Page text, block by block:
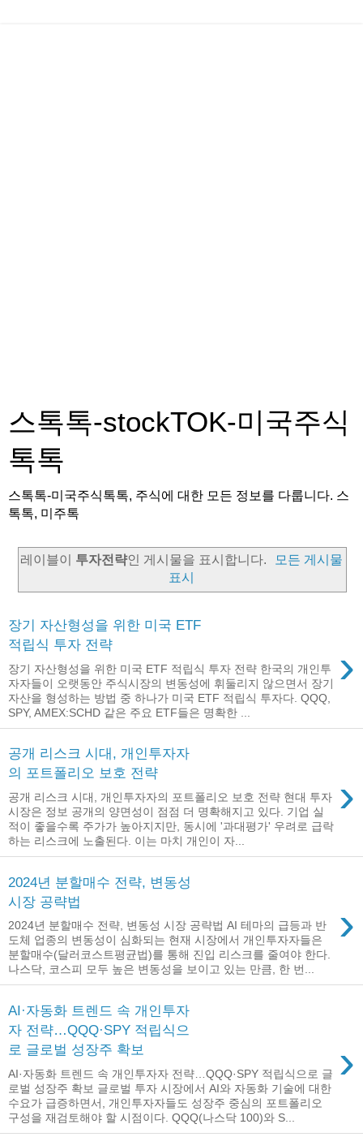
스톡톡-stockTOK-미국주식
톡톡
스톡톡-미국주식톡톡, 주식에 대한 모든 정보를 다룹니다. 스
톡톡, 미주톡
레이블이 투자전략인 게시물을 표시합니다.
모든 게시물
표시
장기 자산형성을 위한 미국 ETF
적립식 투자 전략
›
장기 자산형성을 위한 미국 ETF 적립식 투자 전략 한국의 개인투
자자들이 오랫동안 주식시장의 변동성에 휘둘리지 않으면서 장기
자산을 형성하는 방법 중 하나가 미국 ETF 적립식 투자다. QQQ,
SPY, AMEX:SCHD 같은 주요 ETF들은 명확한 ...
공개 리스크 시대, 개인투자자
의 포트폴리오 보호 전략
›
공개 리스크 시대, 개인투자자의 포트폴리오 보호 전략 현대 투자
시장은 정보 공개의 양면성이 점점 더 명확해지고 있다. 기업 실
적이 좋을수록 주가가 높아지지만, 동시에 '과대평가' 우려로 급락
하는 리스크에 노출된다. 이는 마치 개인이 자...
2024년 분할매수 전략, 변동성
시장 공략법
›
2024년 분할매수 전략, 변동성 시장 공략법 AI 테마의 급등과 반
도체 업종의 변동성이 심화되는 현재 시장에서 개인투자자들은
분할매수(달러코스트평균법)를 통해 진입 리스크를 줄여야 한다.
나스닥, 코스피 모두 높은 변동성을 보이고 있는 만큼, 한 번...
AI·자동화 트렌드 속 개인투자
자 전략…QQQ·SPY 적립식으
로 글로벌 성장주 확보
›
AI·자동화 트렌드 속 개인투자자 전략…QQQ·SPY 적립식으로 글
로벌 성장주 확보 글로벌 투자 시장에서 AI와 자동화 기술에 대한
수요가 급증하면서, 개인투자자들도 성장주 중심의 포트폴리오
구성을 재검토해야 할 시점이다. QQQ(나스닥 100)와 S...